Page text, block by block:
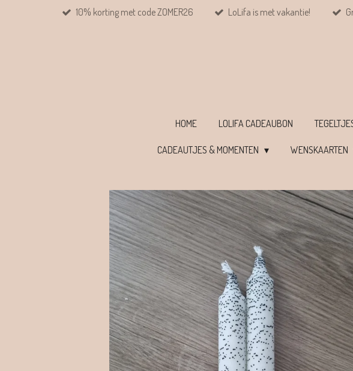
10% korting met code ZOMER26 LoLifa is met vakantie!
HOME LOLIFA CADEAUBON
CADEAUTJES & MOMENTEN WENSKAARTEN